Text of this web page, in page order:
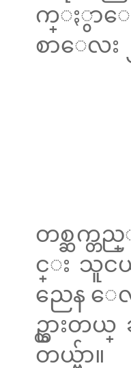
က္ႏွာေ
စာေလး
တစ္ဆက္တ
င္း သူင
ညေန ေလ
ဥ္ထား
တယ္ဗ်ာ။